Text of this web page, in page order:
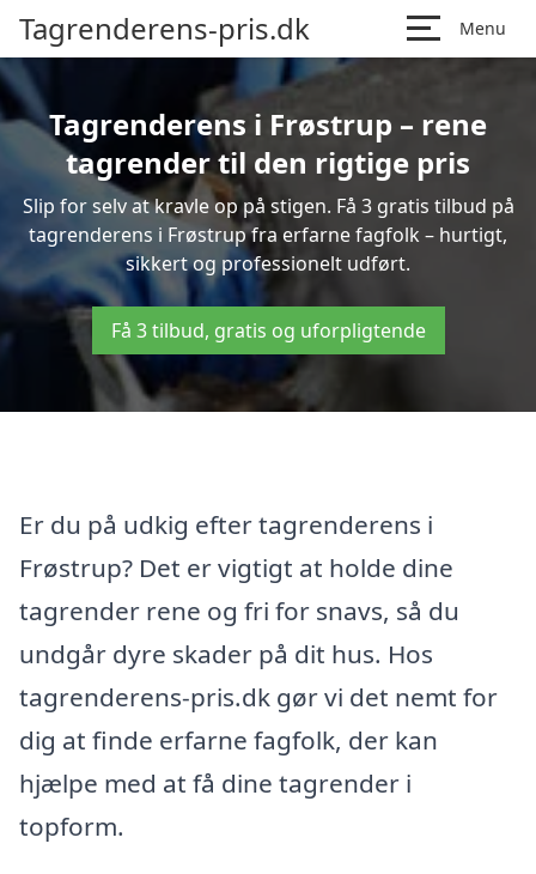
Tagrenderens-pris.dk Menu
Tagrenderens i Frøstrup – rene
tagrender til den rigtige pris
Slip for selv at kravle op på stigen. Få 3 gratis tilbud på
tagrenderens i Frøstrup fra erfarne fagfolk – hurtigt,
sikkert og professionelt udført.
Få 3 tilbud, gratis og uforpligtende
Er du på udkig efter tagrenderens i
Frøstrup? Det er vigtigt at holde dine
tagrender rene og fri for snavs, så du
undgår dyre skader på dit hus. Hos
tagrenderens-pris.dk gør vi det nemt for
dig at finde erfarne fagfolk, der kan
hjælpe med at få dine tagrender i
topform.